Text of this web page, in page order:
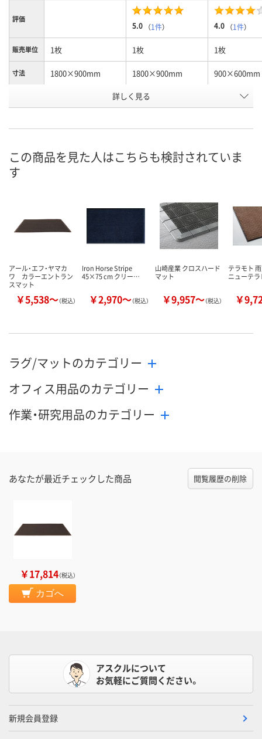
評価
5.0 （1件） 4.0 （1件）
販売単位 1枚 1枚 1枚
寸法 1800×900mm 1800×900mm 900×600mm
ブルー グリーン
号
お届け日
カゴへ
数量
カ
詳しく見る
この商品を見た人はこちらも検討されていま
す
アール・エフ・ヤマカ
ワ カラーエントラン
スマット
￥5,538～（税込）
Iron Horse Stripe
45×75 cm クリー…
￥2,970～（税込）
山崎産業 クロスハード
マット
￥9,957～（税込）
テラモト
ニューテ
￥
ラグ/マットのカテゴリー
オフィス用品のカテゴリー
作業・研究用品のカテゴリー
あなたが最近チェックした商品 閲覧履歴の削除
￥17,814（税込）
カゴへ
アスクルについて
お気軽にご質問ください。
新規会員登録